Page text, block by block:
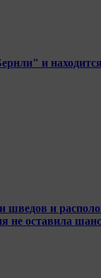
и
и
не оставила